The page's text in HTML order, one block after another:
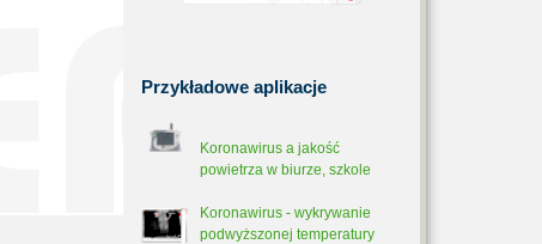
Przykładowe aplikacje
Koronawirus a jakość
powietrza w biurze, szkole
Koronawirus - wykrywanie
podwyższonej temperatury